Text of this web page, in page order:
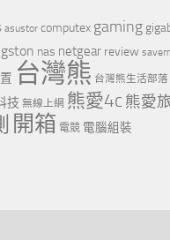
asustor computex gaming
nas netgear review
台灣熊 台灣熊生活部落
技 無線上網 熊愛4c熊愛
開箱 電競 電腦組裝